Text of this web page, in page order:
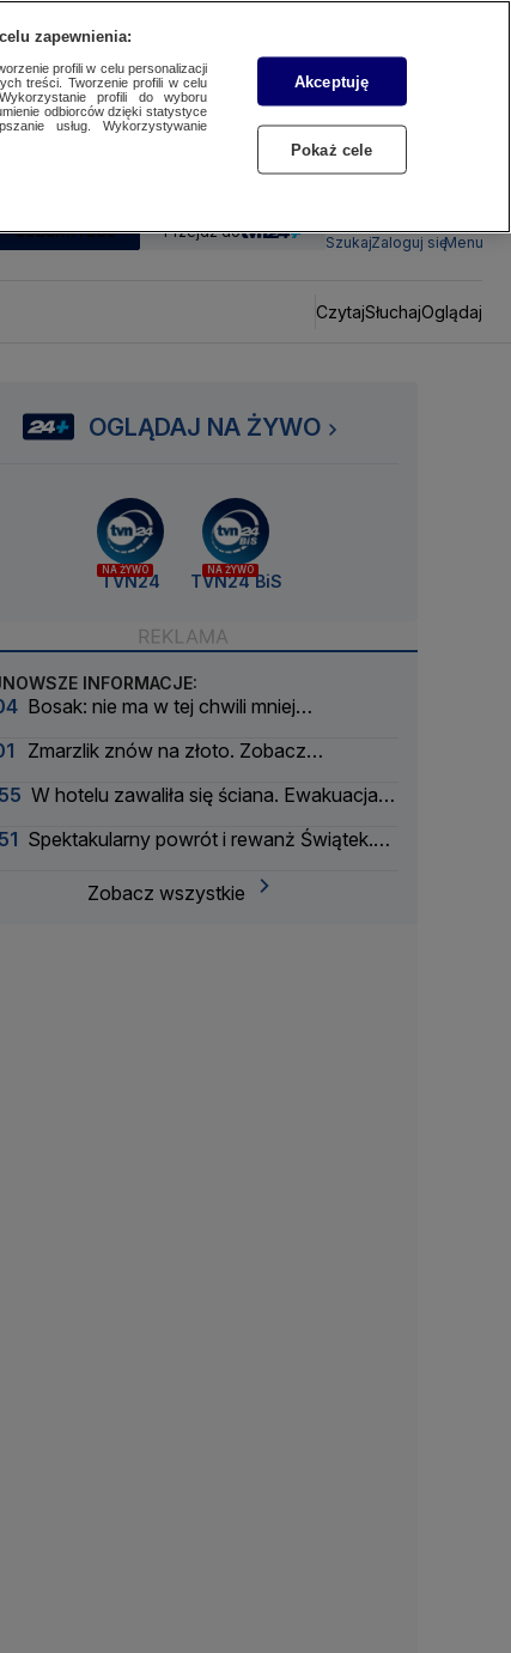
SUBSKRYBUJ Przejdź do
SzukajZaloguj sięMenu
CzytajSłuchajOglądaj
OGLĄDAJ NA ŻYWO
NA ŻYWO
TVN24
NA ŻYWO
TVN24 BiS
INFORMACJE:
Bosak: nie ma w tej chwili mniej
Zmarzlik znów na złoto. Zobacz
W hotelu zawaliła się ściana. Ewakuacja
Spektakularny powrót i rewanż Świątek.
Zobacz wszystkie
zapewnienia:
profili w celu personalizacji
treści. Tworzenie profili w celu
profili do wyboru
odbiorców dzięki statystyce
usług. Wykorzystywanie
Akceptuję
Pokaż cele